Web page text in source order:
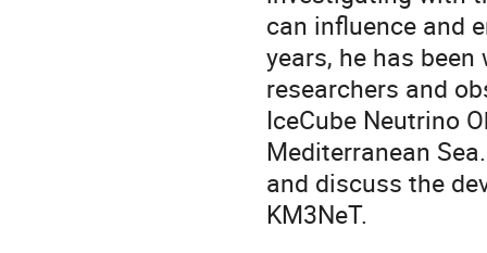
can influence and
years, he has
researchers and
IceCube Neutrino
Mediterranean
and discuss the
KM3NeT.